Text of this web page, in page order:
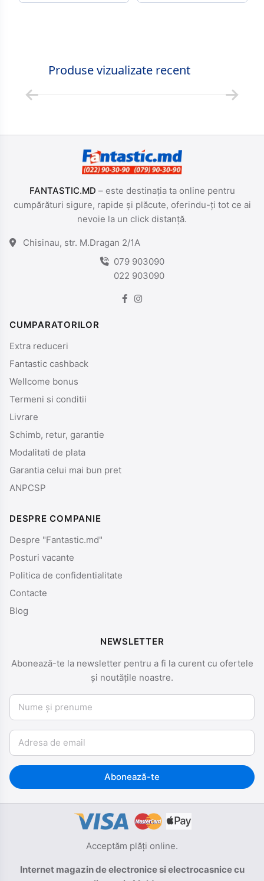
Produse vizualizate recent
FANTASTIC.MD – este destinația ta online pentru
cumpărături sigure, rapide și plăcute, oferindu-ți tot ce ai
nevoie la un click distanță.
Chisinau, str. M.Dragan 2/1A
079 903090
022 903090
CUMPARATORILOR
Extra reduceri
Fantastic cashback
Wellcome bonus
Termeni si conditii
Livrare
Schimb, retur, garantie
Modalitati de plata
Garantia celui mai bun pret
ANPCSP
DESPRE COMPANIE
Despre "Fantastic.md"
Posturi vacante
Politica de confidentialitate
Contacte
Blog
NEWSLETTER
Abonează-te la newsletter pentru a fi la curent cu ofertele
și noutățile noastre.
Nume și prenume
Email
Abonează-te
Acceptăm plăți online.
Internet magazin de electronice si electrocasnice cu